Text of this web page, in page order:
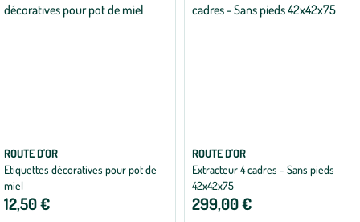
ROUTE D'OR
Etiquettes décoratives pour pot de
miel
12,50 €
ROUTE D'OR
Extracteur 4 cadres - Sans pieds
42x42x75
299,00 €